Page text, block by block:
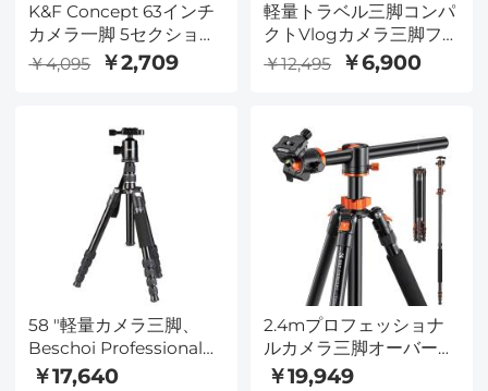
K&F Concept 63インチ
カメラ一脚 5セクション
高さアルミニウム一脚
金属とゴム足付き 2-in-1
ブルカメラアクセサリー
￥4,095 ￥2,709
軽量トラベル三脚コンパ
クトVlogカメラ三脚フ
レキシブル＆ポータブル
63 ‘’/1.6m 17.64lbs / 8kg
タブル一脚付き負荷、
K234A1+BH-28L（旧モ
デルBI234M）
￥12,495 ￥6,900
58 "軽量カメラ三脚、
Beschoi Professionalア
ルミニウムトラベル三脚
￥17,640
2.4mプロフェッショナ
ルカメラ三脚オーバーヘ
ッド軽量トラベル三脚
￥19,949